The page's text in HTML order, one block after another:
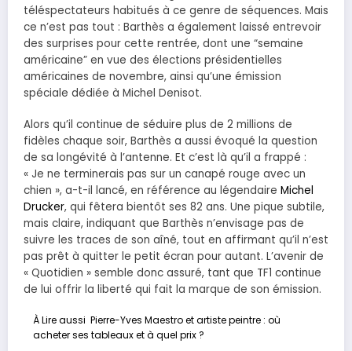
téléspectateurs habitués à ce genre de séquences. Mais
ce n’est pas tout : Barthès a également laissé entrevoir
des surprises pour cette rentrée, dont une “semaine
américaine” en vue des élections présidentielles
américaines de novembre, ainsi qu’une émission
spéciale dédiée à Michel Denisot.
Alors qu’il continue de séduire plus de 2 millions de
fidèles chaque soir, Barthès a aussi évoqué la question
de sa longévité à l’antenne. Et c’est là qu’il a frappé :
« Je ne terminerais pas sur un canapé rouge avec un
chien », a-t-il lancé, en référence au légendaire Michel
Drucker, qui fêtera bientôt ses 82 ans. Une pique subtile,
mais claire, indiquant que Barthès n’envisage pas de
suivre les traces de son aîné, tout en affirmant qu’il n’est
pas prêt à quitter le petit écran pour autant. L’avenir de
« Quotidien » semble donc assuré, tant que TF1 continue
de lui offrir la liberté qui fait la marque de son émission.
À Lire aussi Pierre-Yves Maestro et artiste peintre : où
acheter ses tableaux et à quel prix ?